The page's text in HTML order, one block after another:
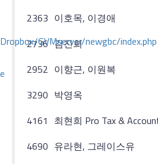
GVMserver/newgbc/index.php
2363 이호목, 이경애
2736 김진희
2952 이향근, 이원복
3290 박영옥
4161 최현희 Pro Tax &
4690 유라현, 그레이스유